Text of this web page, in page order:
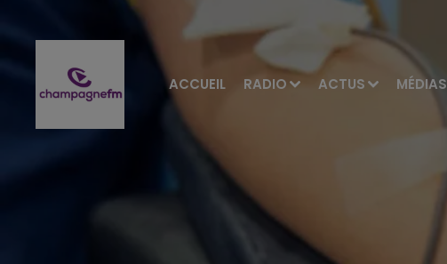
ACCUEIL RADIO ACTUS MÉDIAS